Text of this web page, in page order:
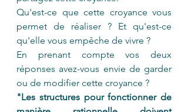
Qu'est-ce que cette croyance vous
permet de réaliser ? Et qu'est-ce
qu'elle vous empêche de vivre ?
En prenant compte vos deux
réponses avez-vous envie de garder
ou de modifier cette croyance ?
"Les structures pour fonctionner de